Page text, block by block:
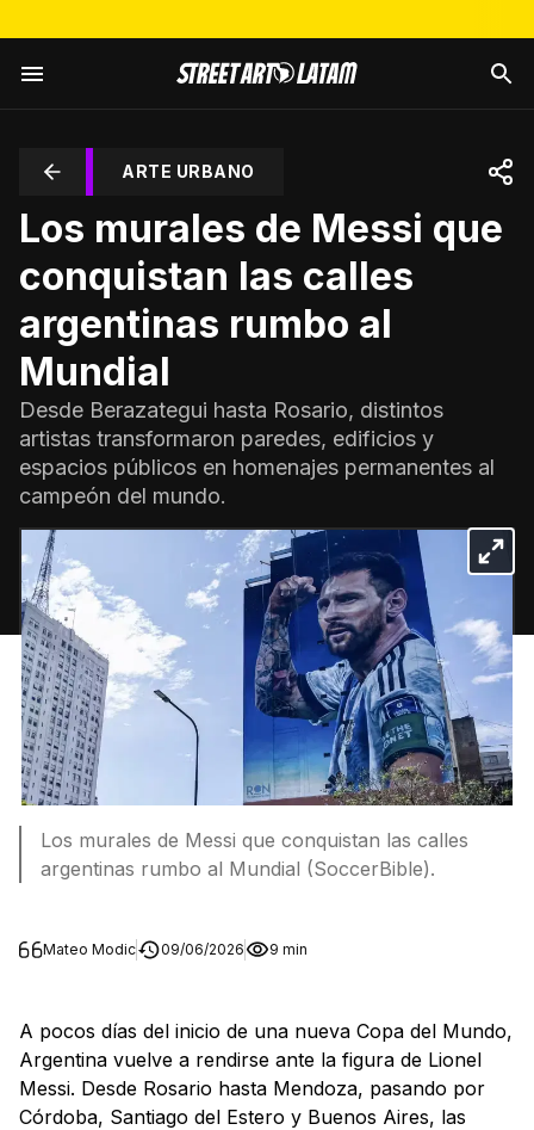
ARTE URBANO
Los murales de Messi que
conquistan las calles
argentinas rumbo al
Mundial
Desde Berazategui hasta Rosario, distintos
artistas transformaron paredes, edificios y
espacios públicos en homenajes permanentes al
campeón del mundo.
Los murales de Messi que conquistan las calles
argentinas rumbo al Mundial (SoccerBible).
Mateo Modic 09/06/2026 9 min
A pocos días del inicio de una nueva Copa del Mundo,
Argentina vuelve a rendirse ante la figura de Lionel
Messi. Desde Rosario hasta Mendoza, pasando por
Córdoba, Santiago del Estero y Buenos Aires, las